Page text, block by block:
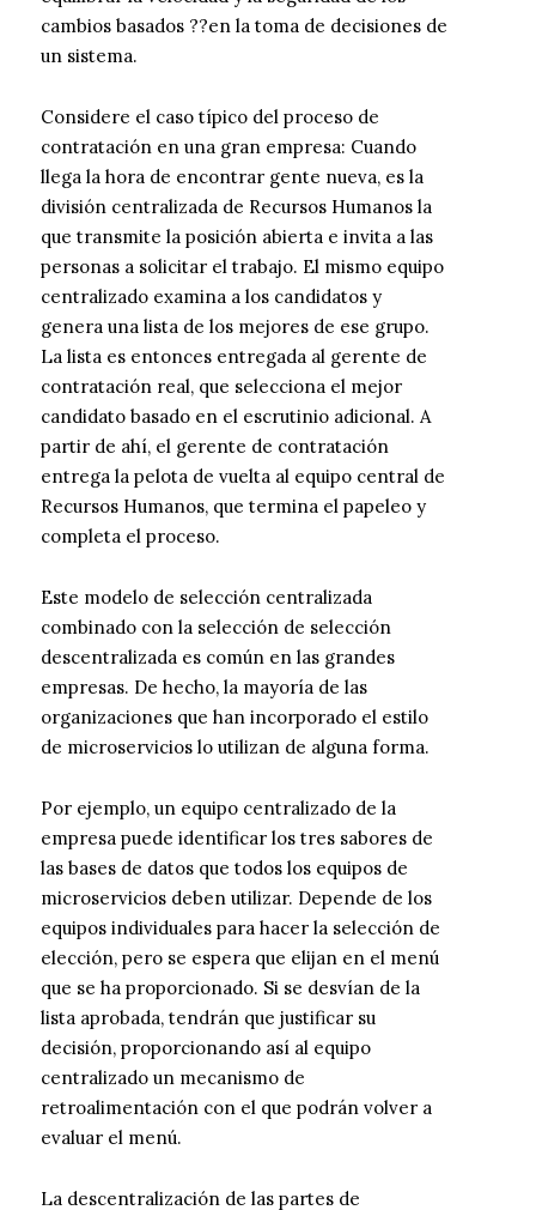
cambios basados ??en la toma de decisiones de
un sistema.
Considere el caso típico del proceso de
contratación en una gran empresa: Cuando
llega la hora de encontrar gente nueva, es la
división centralizada de Recursos Humanos la
que transmite la posición abierta e invita a las
personas a solicitar el trabajo. El mismo equipo
centralizado examina a los candidatos y
genera una lista de los mejores de ese grupo.
La lista es entonces entregada al gerente de
contratación real, que selecciona el mejor
candidato basado en el escrutinio adicional. A
partir de ahí, el gerente de contratación
entrega la pelota de vuelta al equipo central de
Recursos Humanos, que termina el papeleo y
completa el proceso.
Este modelo de selección centralizada
combinado con la selección de selección
descentralizada es común en las grandes
empresas. De hecho, la mayoría de las
organizaciones que han incorporado el estilo
de microservicios lo utilizan de alguna forma.
Por ejemplo, un equipo centralizado de la
empresa puede identificar los tres sabores de
las bases de datos que todos los equipos de
microservicios deben utilizar. Depende de los
equipos individuales para hacer la selección de
elección, pero se espera que elijan en el menú
que se ha proporcionado. Si se desvían de la
lista aprobada, tendrán que justificar su
decisión, proporcionando así al equipo
centralizado un mecanismo de
retroalimentación con el que podrán volver a
evaluar el menú.
La descentralización de las partes de